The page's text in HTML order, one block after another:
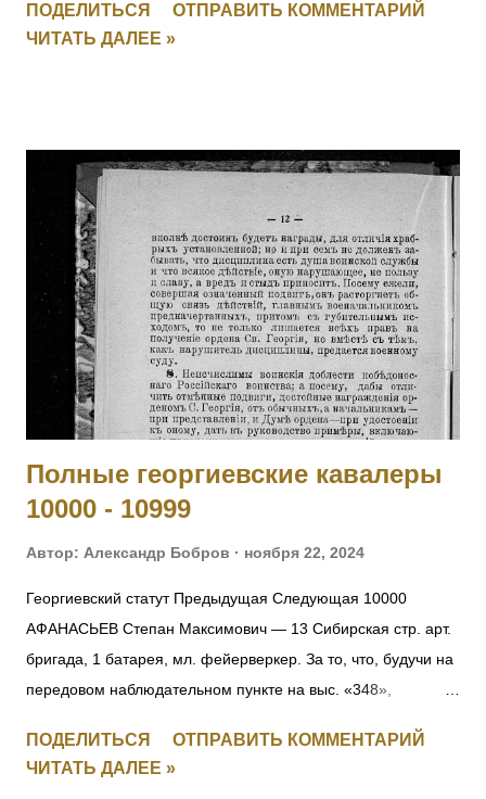
Заменен, IV-271156] 4008 Фамилия не установлена. 4009
ПЕРЕТЫКИН Василий Васильевич (стан. Челябинская) — 3
ЛАРИН Николай — 21 саперный батальон, 2 рота, мл.
унтер-офицер. За мужество и храбрость в боях с
австрийцами с 29.05 по 16.06.1915. 4013 БОГДАНОВ
Василий — 293 пех. Ижорский полк, 2 рота, ст. унтер-
офицер. За мужество и храбрость в боях с австрийцами с
23 по 29.05.1915. 4014 СЕРГЕЕВ Василий — 295 пех.
Свирский полк, 11 рота, подпрапорщик. За отличие в боях с
23 по 28.06.1915. 4015 ДЕМЯНОВ Петр — 295 пех.
Свирский полк, пулеметная команда, фельдфебель. За от...
ПОДЕЛИТЬСЯ
ОТПРАВИТЬ КОММЕНТАРИЙ
ЧИТАТЬ ДАЛЕЕ »
Полные георгиевские кавалеры
10000 - 10999
Автор: Александр Бобров ноября 22, 2024
Георгиевский статут Предыдущая Следующая 10000
АФАНАСЬЕВ Степан Максимович — 13 Сибирская стр. арт.
бригада, 1 батарея, мл. фейерверкер. За то, что, будучи на
передовом наблюдательном пункте на выс. «348»,
неприятельской артиллерии, а также подвергаясь
ружейному и пулеметному обстрелу, открыл движение
ПОДЕЛИТЬСЯ
ОТПРАВИТЬ КОММЕНТАРИЙ
ЧИТАТЬ ДАЛЕЕ »